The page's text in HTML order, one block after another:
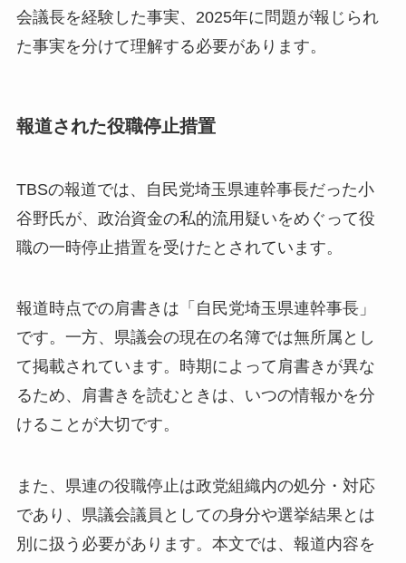
会議長を経験した事実、2025年に問題が報じられ
た事実を分けて理解する必要があります。
報道された役職停止措置
TBSの報道では、自民党埼玉県連幹事長だった小
谷野氏が、政治資金の私的流用疑いをめぐって役
職の一時停止措置を受けたとされています。
報道時点での肩書きは「自民党埼玉県連幹事長」
です。一方、県議会の現在の名簿では無所属とし
て掲載されています。時期によって肩書きが異な
るため、肩書きを読むときは、いつの情報かを分
けることが大切です。
また、県連の役職停止は政党組織内の処分・対応
であり、県議会議員としての身分や選挙結果とは
別に扱う必要があります。本文では、報道内容を